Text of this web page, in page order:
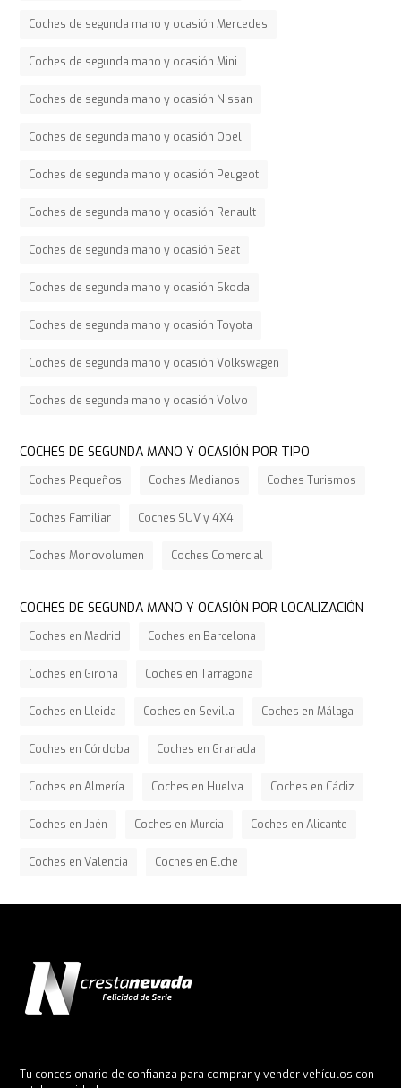
Coches de segunda mano y ocasión Mercedes
Coches de segunda mano y ocasión Mini
Coches de segunda mano y ocasión Nissan
Coches de segunda mano y ocasión Opel
Coches de segunda mano y ocasión Peugeot
Coches de segunda mano y ocasión Renault
Coches de segunda mano y ocasión Seat
Coches de segunda mano y ocasión Skoda
Coches de segunda mano y ocasión Toyota
Coches de segunda mano y ocasión Volkswagen
Coches de segunda mano y ocasión Volvo
COCHES DE SEGUNDA MANO Y OCASIÓN POR TIPO
Coches Pequeños Coches Medianos Coches Turismos
Coches Familiar Coches SUV y 4X4
Coches Monovolumen Coches Comercial
COCHES DE SEGUNDA MANO Y OCASIÓN POR LOCALIZACIÓN
Coches en Madrid Coches en Barcelona
Coches en Girona Coches en Tarragona
Coches en Lleida Coches en Sevilla Coches en Málaga
Coches en Córdoba Coches en Granada
Coches en Almería Coches en Huelva Coches en Cádiz
Coches en Jaén Coches en Murcia Coches en Alicante
Coches en Valencia Coches en Elche
Tu concesionario de confianza para comprar y vender vehículos con